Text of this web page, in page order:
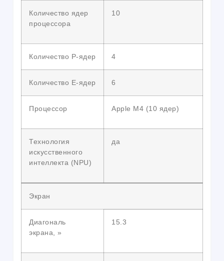
Количество ядер
процессора
10
Количество P-ядер 4
Количество E-ядер 6
Процессор Apple M4 (10 ядер)
Технология
искусственного
интеллекта (NPU)
да
Экран
Диагональ
экрана, »
15.3